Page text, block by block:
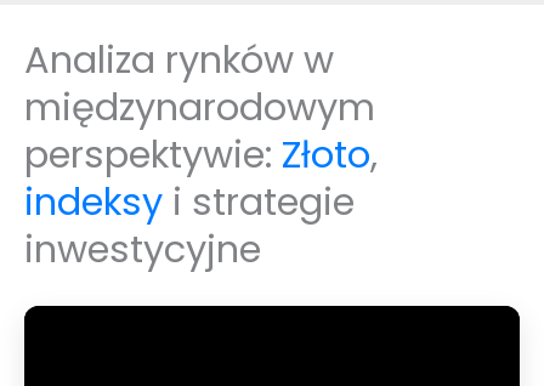
Analiza rynków w
międzynarodowym
perspektywie: Złoto,
indeksy i strategie
inwestycyjne